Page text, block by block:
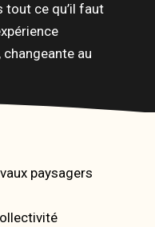
tout ce qu’il faut
au
paysagers